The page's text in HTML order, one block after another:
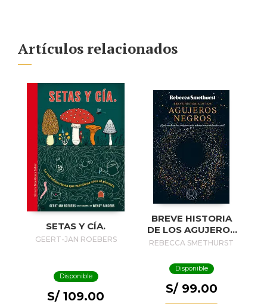
Artículos relacionados
SETAS Y CÍA.
GEERT-JAN ROEBERS
Disponible
S/ 109.00
BREVE HISTORIA
DE LOS AGUJEROS
NEGROS / A BRIEF
HOLES
REBECCA SMETHURST
Disponible
S/ 99.00